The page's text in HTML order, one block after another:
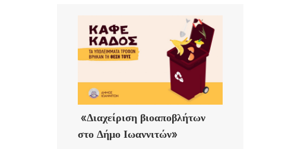
«Διαχείριση βιοαποβλήτων
στο Δήμο Ιωαννιτών»